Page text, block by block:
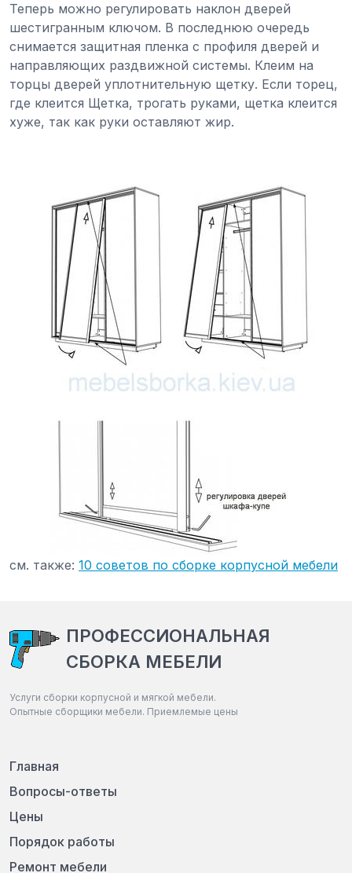
Теперь можно регулировать наклон дверей
шестигранным ключом. В последнюю очередь
снимается защитная пленка с профиля дверей и
направляющих раздвижной системы. Клеим на
торцы дверей уплотнительную щетку. Если торец,
где клеится Щетка, трогать руками, щетка клеится
хуже, так как руки оставляют жир.
см. также: 10 советов по сборке корпусной мебели
ПРОФЕССИОНАЛЬНАЯ
СБОРКА МЕБЕЛИ
Услуги сборки корпусной и мягкой мебели.
Опытные сборщики мебели. Приемлемые цены
Главная
Вопросы-ответы
Цены
Порядок работы
Ремонт мебели